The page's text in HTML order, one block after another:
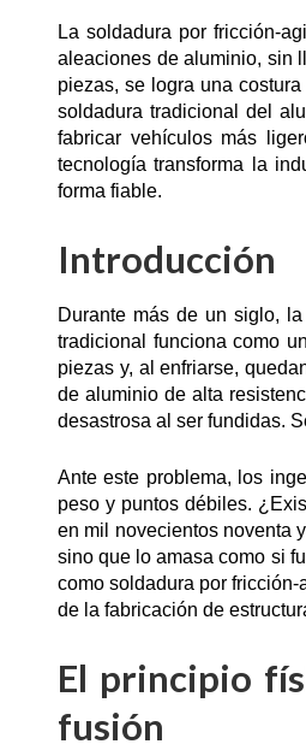
La soldadura por fricción-
aleaciones de aluminio, sin
piezas, se logra una
soldadura tradicional del
fabricar vehículos más
tecnología transforma la
forma fiable.
Introducción
Durante más de un siglo,
tradicional funciona como
piezas y, al enfriarse,
de aluminio de alta
desastrosa al ser fundidas.
Ante este problema, los
peso y puntos débiles.
en mil novecientos noventa
sino que lo amasa como si
como soldadura por fricción-
de la fabricación de
El principio
fusión